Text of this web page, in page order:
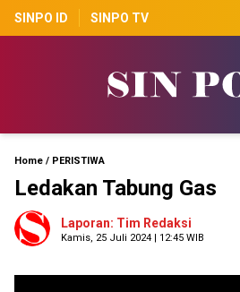
SINPO ID SINPO TV
Home / PERISTIWA
Ledakan Tabung Gas
Laporan: Tim Redaksi
Kamis, 25 Juli 2024 | 12:45 WIB